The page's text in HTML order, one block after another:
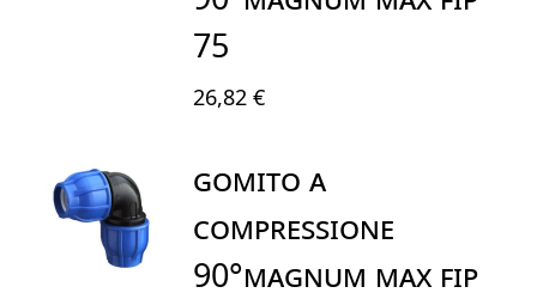
75
26,82 €
GOMITO A
COMPRESSIONE
90°MAGNUM MAX FIP